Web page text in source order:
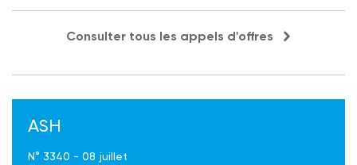
Consulter tous les appels d'offres
ASH
N° 3340 - 08 juillet